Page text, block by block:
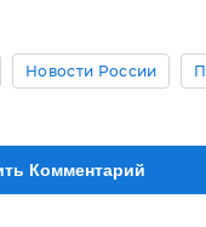
Новости России
Комментарий